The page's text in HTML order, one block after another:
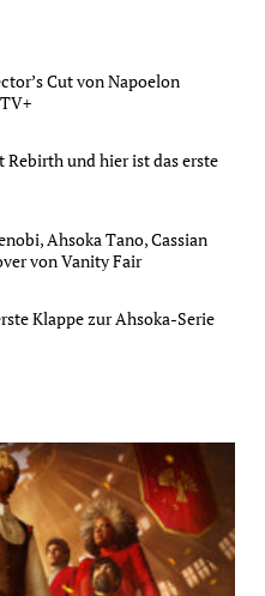
Cut von Napoelon
Rebirth und hier ist das erste
Ahsoka Tano, Cassian
von Vanity Fair
Klappe zur Ahsoka-Serie